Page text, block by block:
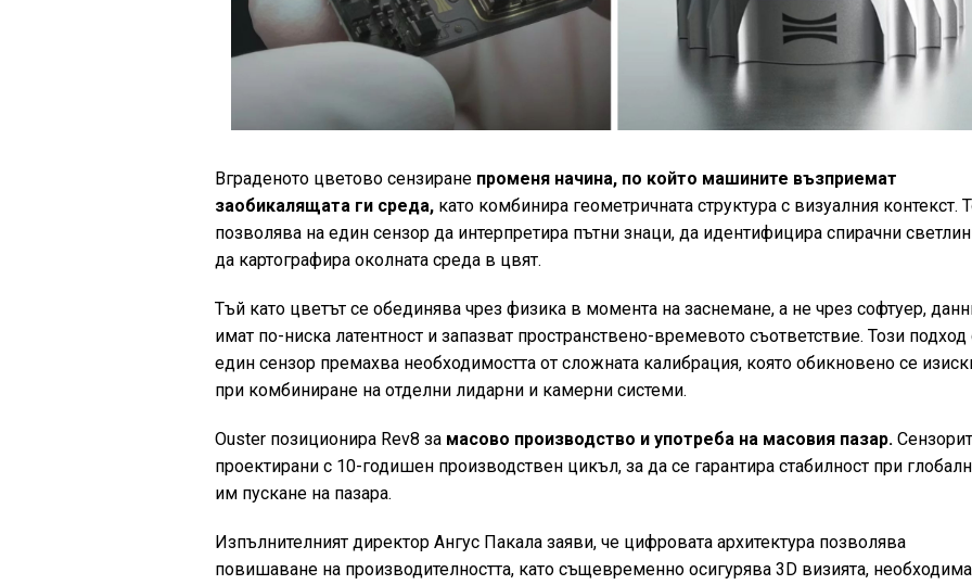
Вграденото цветово сензиране променя начина, по който машините възприемат
заобикалящата ги среда, като комбинира геометричната структура с визуалния контекст.
позволява на един сензор да интерпретира пътни знаци, да идентифицира спирачни
да картографира околната среда в цвят.
Тъй като цветът се обединява чрез физика в момента на заснемане, а не чрез софтуер,
имат по-ниска латентност и запазват пространствено-времевото съответствие. Този подход
един сензор премахва необходимостта от сложната калибрация, която обикновено се
при комбиниране на отделни лидарни и камерни системи.
Ouster позиционира Rev8 за масово производство и употреба на масовия пазар.
проектирани с 10-годишен производствен цикъл, за да се гарантира стабилност при
им пускане на пазара.
Изпълнителният директор Ангус Пакала заяви, че цифровата архитектура позволява
повишаване на производителността, като същевременно осигурява 3D визията,